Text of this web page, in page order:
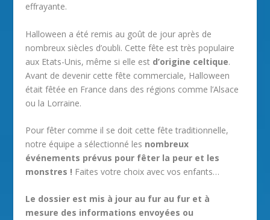
effrayante.
Halloween a été remis au goût de jour après de
nombreux siècles d’oubli. Cette fête est très populaire
aux Etats-Unis, même si elle est d’origine celtique.
Avant de devenir cette fête commerciale, Halloween
était fêtée en France dans des régions comme l’Alsace
ou la Lorraine.
Pour fêter comme il se doit cette fête traditionnelle,
notre équipe a sélectionné les nombreux
événements prévus pour fêter la peur et les
monstres ! Faites votre choix avec vos enfants…
Le dossier est mis à jour au fur au fur et à
mesure des informations envoyées ou